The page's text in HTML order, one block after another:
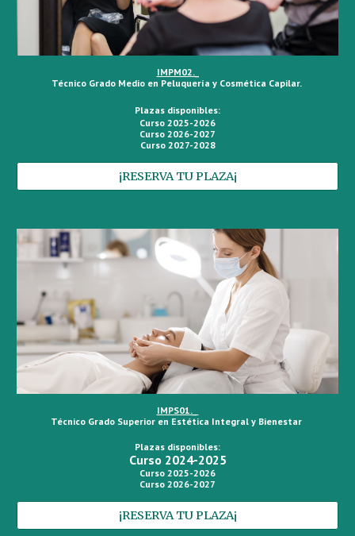
IMPM02._
Técnico Grado Medio en Peluquería y Cosmética Capilar.
Plazas disponibles:
Curso 2025-2026
Curso 2026-2027
Curso 2027-2028
¡RESERVA TU PLAZA¡
IMPS01._
Técnico Grado Superior en Estética Integral y Bienestar
Plazas disponibles:
Curso 2024-2025
Curso 2025-2026
Curso 2026-2027
¡RESERVA TU PLAZA¡